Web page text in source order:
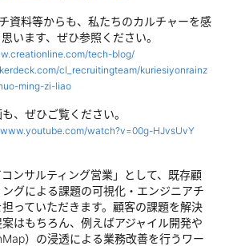
資料等からも、私たちのカルチャーを感
います、ぜひ参照ください。
tech-blog/
cl_recruitingteam/kuriesiyonrainz
ming-zi-liao
、ぜひご覧ください。
watch?v=00g-HJvsUvY
ンサルティング営業」として、既存顧
グによる課題の可視化・エンジニアチ
っていただきます。顧客の課題を解決
はもちろん、例えばアジャイル開発や
）の浸透による業務改善を行うワー